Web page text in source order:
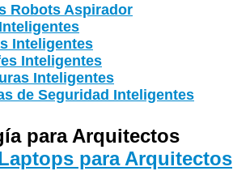
Robots Aspirador
Inteligentes
Inteligentes
Inteligentes
de Seguridad Inteligentes
para Arquitectos
para Arquitectos